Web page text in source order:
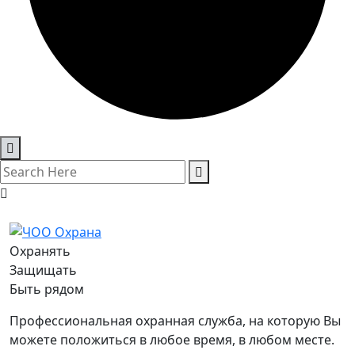
Охранять
Защищать
Быть рядом
Профессиональная охранная служба, на которую Вы
можете положиться в любое время, в любом месте.